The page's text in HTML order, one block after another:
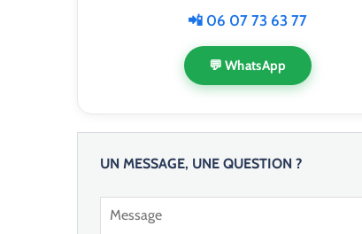
📲 06 07 73 63 77
💬 WhatsApp
UN MESSAGE, UNE QUESTION ?